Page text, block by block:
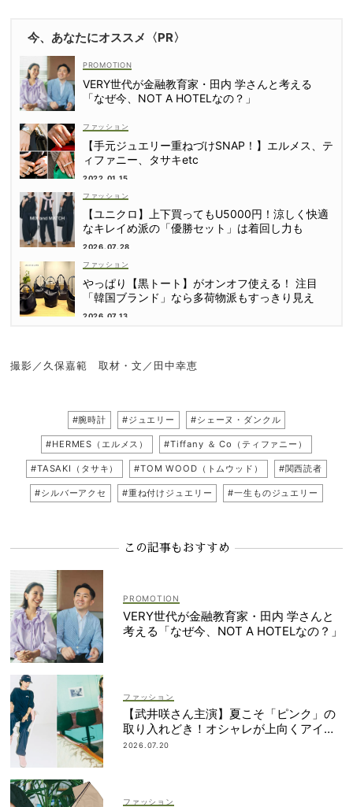
今、あなたにオススメ〈PR〉
VERY世代が金融教育家・田内 学さんと考える
「なぜ今、NOT A HOTELなの？」
ファッション
【手元ジュエリー重ねづけSNAP！】エルメス、テ
ィファニー、タサキetc
2022.01.15
ファッション
【ユニクロ】上下買ってもU5000円！涼しく快適
なキレイめ派の「優勝セット」は着回し力も
2026.07.28
ファッション
やっぱり【黒トート】がオンオフ使える！ 注目
「韓国ブランド」なら多荷物派もすっきり見え
2026.07.13
撮影／久保嘉範 取材・文／田中幸恵
#腕時計 #ジュエリー #シェーヌ・ダンクル
#HERMES（エルメス） #Tiffany ＆ Co（ティファニー）
#TASAKI（タサキ） #TOM WOOD（トムウッド） #関西読者
#シルバーアクセ #重ね付けジュエリー #一生ものジュエリー
この記事もおすすめ
VERY世代が金融教育家・田内 学さんと
考える「なぜ今、NOT A HOTELなの？」
ファッション
【武井咲さん主演】夏こそ「ピンク」の
取り入れどき！オシャレが上向くアイデ
ィア6選
2026.07.20
ファッション